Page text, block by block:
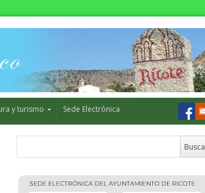
y turismo Sede Electrónica